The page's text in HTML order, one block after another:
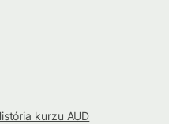
kurzu AUD